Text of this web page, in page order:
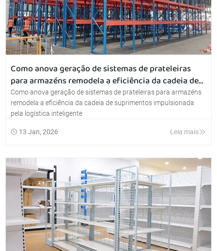
Como anova geração de sistemas de prateleiras
para armazéns remodela a eficiência da cadeia de
suprimentos impulsionada pela logística
inteligente
Como anova geração de sistemas de prateleiras para armazéns
remodela a eficiência da cadeia de suprimentos impulsionada
pela logística inteligente
13 Jan, 2026 Leia mais